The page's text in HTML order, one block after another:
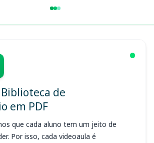
de
em PDF
que cada aluno tem um jeito de
Por isso, cada videoaula é